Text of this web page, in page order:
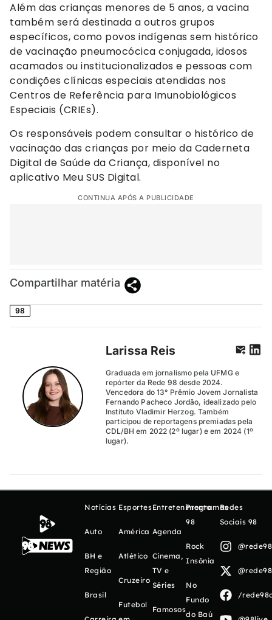
Além das crianças menores de 5 anos, a vacina
também será destinada a outros grupos
específicos, como povos indígenas sem histórico
de vacinação pneumocócica conjugada, idosos
acamados ou institucionalizados e pessoas com
condições clínicas especiais atendidas nos
Centros de Referência para Imunobiológicos
Especiais (CRIEs).
Os responsáveis podem consultar o histórico de
vacinação das crianças por meio da Caderneta
Digital de Saúde da Criança, disponível no
aplicativo Meu SUS Digital.
CONTINUA APÓS A PUBLICIDADE
Compartilhar matéria
98
Larissa Reis
Graduada em jornalismo pela UFMG e
repórter da Rede 98 desde 2024.
Vencedora do 13° Prêmio Jovem Jornalista
Fernando Pacheco Jordão, idealizado pelo
Instituto Vladimir Herzog. Também
participou de reportagens premiadas pela
CDL/BH em 2022 (2º lugar) e em 2024 (1º
lugar).
Notícias
Auto
BH e
Região
Brasil
Esportes
América
Atlético
Cruzeiro
Futebol
Entretenimento
Agenda
Cinema,
TV e
Séries
Famosos
Programas
98
Rock
Insônia
No
Fundo
do Baú
Redes
Sociais 98
/